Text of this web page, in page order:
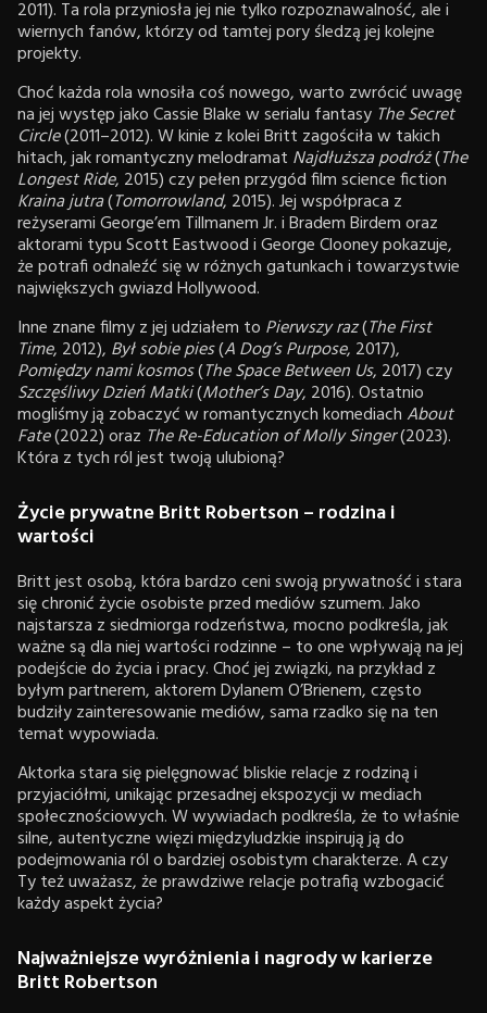
2011). Ta rola przyniosła jej nie tylko rozpoznawalność, ale i
wiernych fanów, którzy od tamtej pory śledzą jej kolejne
projekty.
Choć każda rola wnosiła coś nowego, warto zwrócić uwagę
na jej występ jako Cassie Blake w serialu fantasy The Secret
Circle(2011–2012). W kinie z kolei Britt zagościła w takich
hitach, jak romantyczny melodramat Najdłuższa podróż(The
Longest Ride, 2015) czy pełen przygód film science fiction
Kraina jutra(Tomorrowland, 2015). Jej współpraca z
reżyserami George’em Tillmanem Jr. i Bradem Birdem oraz
aktorami typu Scott Eastwood i George Clooney pokazuje,
że potrafi odnaleźć się w różnych gatunkach i towarzystwie
największych gwiazd Hollywood.
Inne znane filmy z jej udziałem to Pierwszy raz(The First
Time, 2012), Był sobie pies(A Dog’s Purpose, 2017),
Pomiędzy nami kosmos(The Space Between Us, 2017) czy
Szczęśliwy Dzień Matki(Mother’s Day, 2016). Ostatnio
mogliśmy ją zobaczyć w romantycznych komediachAbout
Fate(2022) oraz The Re-Education of Molly Singer(2023).
Która z tych ról jest twoją ulubioną?
Życie prywatne Britt Robertson – rodzina i
wartości
Britt jest osobą, która bardzo ceni swoją prywatność i stara
się chronić życie osobiste przed mediów szumem. Jako
najstarsza z siedmiorga rodzeństwa, mocno podkreśla, jak
ważne są dla niej wartości rodzinne – to one wpływają na jej
podejście do życia i pracy. Choć jej związki, na przykład z
byłym partnerem, aktorem Dylanem O’Brienem, często
budziły zainteresowanie mediów, sama rzadko się na ten
temat wypowiada.
Aktorka stara się pielęgnować bliskie relacje z rodziną i
przyjaciółmi, unikając przesadnej ekspozycji w mediach
społecznościowych. W wywiadach podkreśla, że to właśnie
silne, autentyczne więzi międzyludzkie inspirują ją do
podejmowania ról o bardziej osobistym charakterze. A czy
Ty też uważasz, że prawdziwe relacje potrafią wzbogacić
każdy aspekt życia?
Najważniejsze wyróżnienia i nagrody w karierze
Britt Robertson